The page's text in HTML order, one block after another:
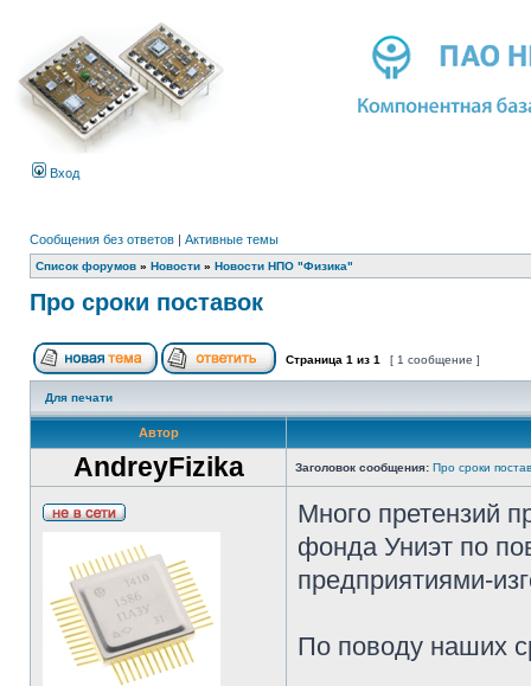
Вход
Сообщения без ответов | Активные темы
Список форумов » Новости » Новости НПО "Физика"
Про сроки поставок
Страница 1 из 1 [ 1 сообщение ]
Для печати
Автор
AndreyFizika Заголовок сообщения: Про сроки
Много претензий
фонда Униэт по
предприятиями-
По поводу наших